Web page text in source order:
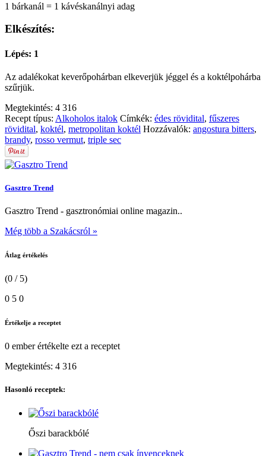
1 bárkanál = 1 kávéskanálnyi adag
Elkészítés:
Lépés: 1
Az adalékokat keverőpohárban elkeverjük jéggel és a koktélpohárba
szűrjük.
Megtekintés: 4 316
Recept típus: Alkoholos italok Címkék: édes rövidital, fűszeres
rövidital, koktél, metropolitan koktél Hozzávalók: angostura bitters,
brandy, rosso vermut, triple sec
Gasztro Trend
Gasztro Trend - gasztronómiai online magazin..
Még több a Szakácsról »
Átlag értékelés
(0 / 5)
0 5 0
Értékelje a receptet
0 emberértékelte ezt a receptet
Megtekintés: 4 316
Hasonló receptek:
Őszi barackbólé